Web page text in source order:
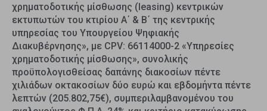
χρηματοδοτικής μίσθωσης (leasing) κεντρικών
εκτυπωτών του κτιρίου Α΄ & Β΄ της κεντρικής
υπηρεσίας του Υπουργείου Ψηφιακής
Διακυβέρνησης», με CPV: 66114000-2 «Υπηρεσίες
χρηματοδοτικής μίσθωσης», συνολικής
προϋπολογισθείσας δαπάνης διακοσίων πέντε
χιλιάδων οκτακοσίων δύο ευρώ και εβδομήντα πέντε
λεπτών (205.802,75€), συμπεριλαμβανομένου του